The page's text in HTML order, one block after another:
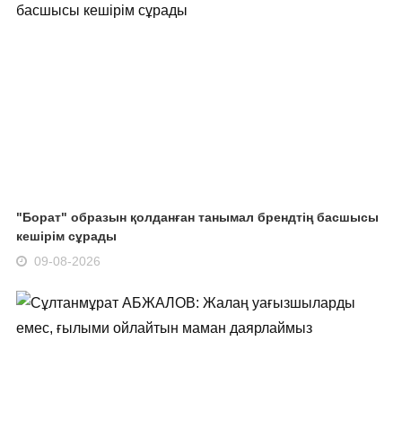
"Борат" образын қолданған танымал брендтің басшысы
кешірім сұрады
09-08-2026